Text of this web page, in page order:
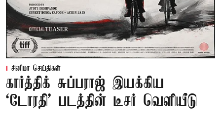
சினிமா செய்திகள்
கார்த்திக் சுப்பராஜ் இயக்கிய
`டோரதி' படத்தின் டீசர் வெளியீடு